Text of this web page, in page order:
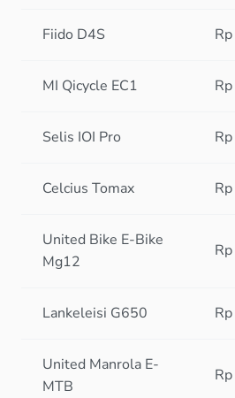
Fiido D4S
MI Qicycle EC1
Selis IOI Pro
Celcius Tomax
United Bike E-Bike
Mg12
Lankeleisi G650
United Manrola E-
MTB